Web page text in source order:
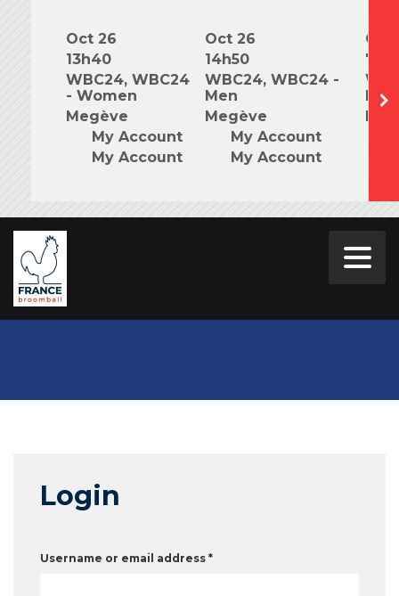
Oct 26
13h40
WBC24, WBC24
- Women
Megève
My Account
My Account
Oct 26
14h50
WBC24, WBC24 -
Men
Megève
My Account
My Account
Oct
Login
Username or email address *